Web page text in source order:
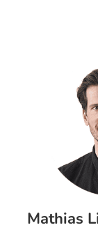
Mathias